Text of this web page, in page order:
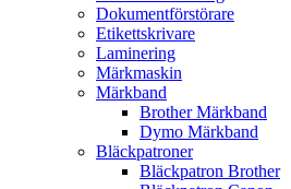
Dokumentförstörare
Etikettskrivare
Laminering
Märkmaskin
Märkband
Brother Märkband
Dymo Märkband
Bläckpatroner
Bläckpatron Brother